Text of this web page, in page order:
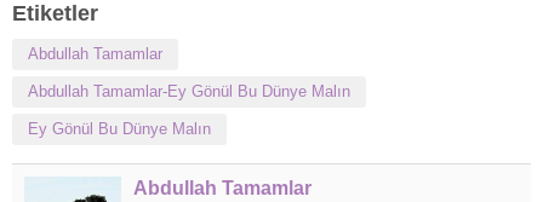
Etiketler
Abdullah Tamamlar
Abdullah Tamamlar-Ey Gönül Bu Dünye Malın
Ey Gönül Bu Dünye Malın
Abdullah Tamamlar